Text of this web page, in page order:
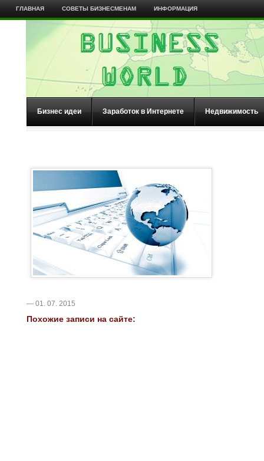
ГЛАВНАЯ СОВЕТЫ БИЗНЕСМЕНАМ ИНФОРМАЦИЯ
Бизнес идеи Заработок в Интернете Недвижимость
— 01. 07. 2015
Похожие записи на сайте: